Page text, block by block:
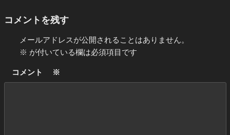
コメントを残す
メールアドレスが公開されることはありません。
※ が付いている欄は必須項目です
コメント ※